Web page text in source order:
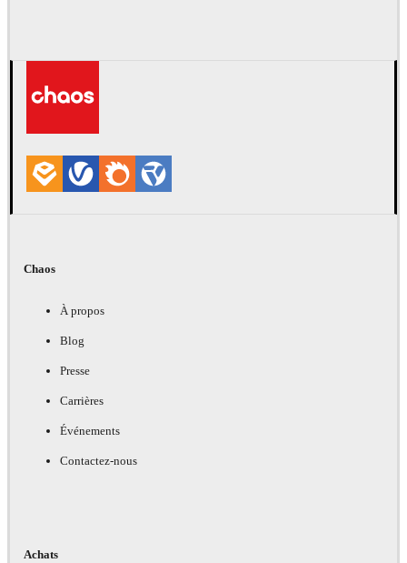
Chaos
À propos
Blog
Presse
Carrières
Événements
Contactez-nous
Achats